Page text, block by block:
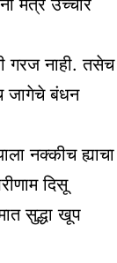
मंत्र उच्चार
गरज नाही. तसेच
जागेचे बंधन
नक्कीच ह्याचा
दिसू
सुद्धा खूप